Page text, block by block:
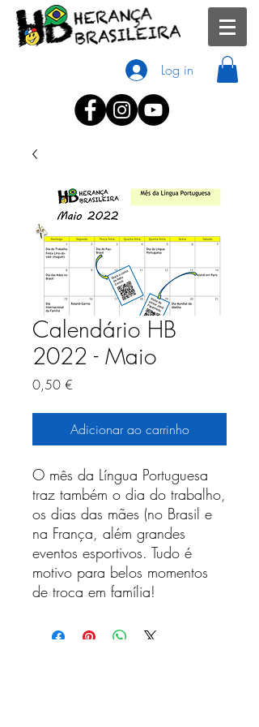
Log in
Calendário HB
2022 - Maio
0,50 €
Adicionar ao carrinho
O mês da Língua Portuguesa
traz também o dia do trabalho,
os dias das mães (no Brasil e
na França, além grandes
eventos esportivos. Tudo é
motivo para belos momentos
de troca em família!